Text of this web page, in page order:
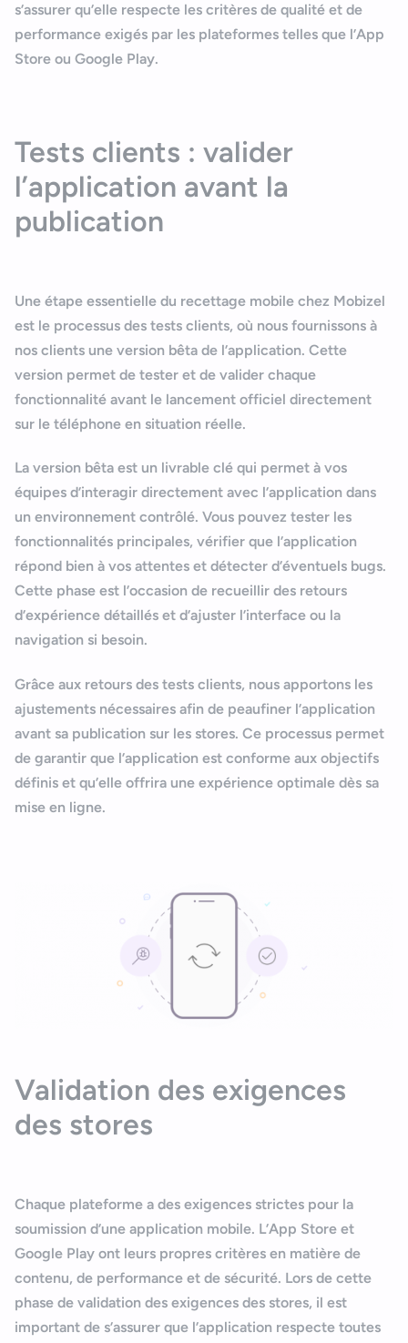
s’assurer qu’elle respecte les critères de qualité et de
performance exigés par les plateformes telles que l’App
Store ou Google Play.
Tests clients : valider
l’application avant la
publication
Une étape essentielle du recettage mobile chez Mobizel
est le processus des tests clients, où nous fournissons à
nos clients une version bêta de l’application. Cette
version permet de tester et de valider chaque
fonctionnalité avant le lancement officiel directement
sur le téléphone en situation réelle.
La version bêta est un livrable clé qui permet à vos
équipes d’interagir directement avec l’application dans
un environnement contrôlé. Vous pouvez tester les
fonctionnalités principales, vérifier que l’application
répond bien à vos attentes et détecter d’éventuels bugs.
Cette phase est l’occasion de recueillir des retours
d’expérience détaillés et d’ajuster l’interface ou la
navigation si besoin.
Grâce aux retours des tests clients, nous apportons les
ajustements nécessaires afin de peaufiner l’application
avant sa publication sur les stores. Ce processus permet
de garantir que l’application est conforme aux objectifs
définis et qu’elle offrira une expérience optimale dès sa
mise en ligne.
Validation des exigences
des stores
Chaque plateforme a des exigences strictes pour la
soumission d’une application mobile. L’App Store et
Google Play ont leurs propres critères en matière de
contenu, de performance et de sécurité. Lors de cette
phase de validation des exigences des stores, il est
important de s’assurer que l’application respecte toutes
Bonjour Votre assistant IA
Bonjour, je suis Zel, votre assistant. Comment puis-je vous
aider ?